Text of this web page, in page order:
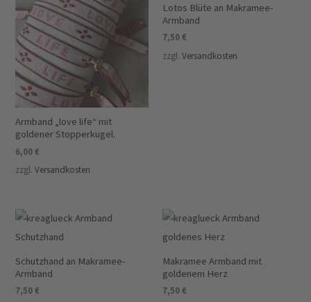
Armband „love life“ mit
goldener Stopperkugel.
6,00€
zzgl.Versandkosten
Lotos Blüte an Makramee-
Armband
7,50€
zzgl. Versandkosten
Schutzhand an Makramee-
Armband
7,50€
Makramee Armband mit
goldenem Herz
7,50€